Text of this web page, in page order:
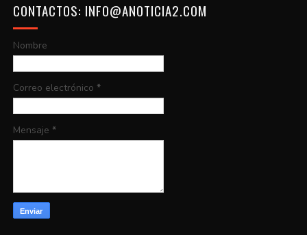
CONTACTOS: INFO@ANOTICIA2.COM
Nombre
Correo electrónico *
Mensaje *